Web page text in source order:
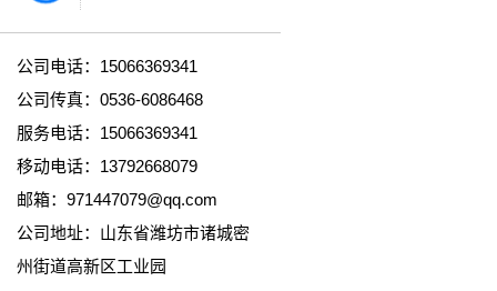
公司电话：15066369341
公司传真：0536-6086468
服务电话：15066369341
移动电话：13792668079
邮箱：971447079@qq.com
公司地址：山东省潍坊市诸城密
州街道高新区工业园